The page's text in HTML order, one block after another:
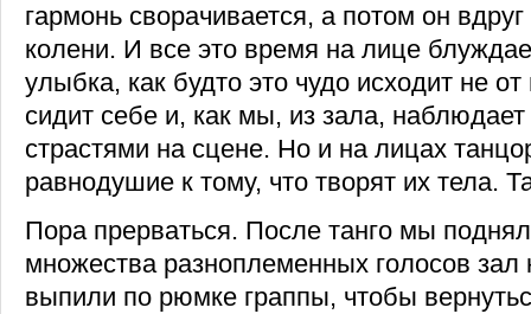
гармонь сворачивается, а потом он
колени. И все это время на лице
улыбка, как будто это чудо исходит не от
сидит себе и, как мы, из зала,
страстями на сцене. Но и на лицах
равнодушие к тому, что творят их тела.
Пора прерваться. После танго мы
множества разноплеменных голосов зал
выпили по рюмке граппы, чтобы